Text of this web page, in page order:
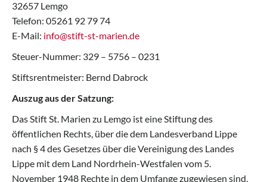
32657 Lemgo
Telefon: 05261 92 79 74
E-Mail: info@stift-st-marien.de
Steuer-Nummer: 329 – 5756 – 0231
Stiftsrentmeister: Bernd Dabrock
Auszug aus der Satzung:
Das Stift St. Marien zu Lemgo ist eine Stiftung des
öffentlichen Rechts, über die dem Landesverband Lippe
nach § 4 des Gesetzes über die Vereinigung des Landes
Lippe mit dem Land Nordrhein-Westfalen vom 5.
November 1948 Rechte in dem Umfange zugewiesen sind,